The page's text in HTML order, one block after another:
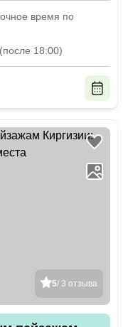
время по
18:00)
5/ 3 отзыва